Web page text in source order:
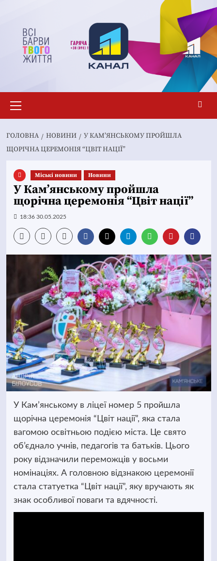
вмісту
меню
ГОЛОВНА НОВИНИ
У КАМ’ЯНСЬКОМУ ПРОЙШЛА
ЩОРІЧНА ЦЕРЕМОНІЯ “ЦВІТ НАЦІЇ”
Mіські новини Новини
У Кам’янському пройшла
щорічна церемонія “Цвіт нації”
18:36 30.05.2025
У Кам’янському в ліцеї номер 5 пройшла
щорічна церемонія “Цвіт нації”, яка стала
вагомою освітньою подією міста. Це свято
об’єднало учнів, педагогів та батьків. Цього
року відзначили переможців у восьми
номінаціях. А головною відзнакою церемонії
стала статуетка “Цвіт нації”, яку вручають як
знак особливої поваги та вдячності.